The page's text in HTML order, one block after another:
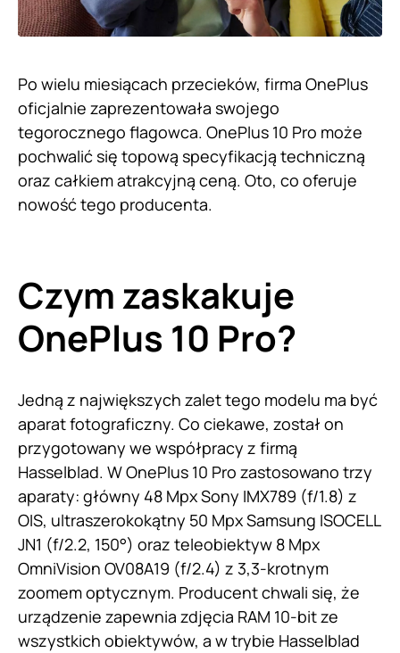
Po wielu miesiącach przecieków, firma OnePlus
oficjalnie zaprezentowała swojego
tegorocznego flagowca. OnePlus 10 Pro może
pochwalić się topową specyfikacją techniczną
oraz całkiem atrakcyjną ceną. Oto, co oferuje
nowość tego producenta.
Czym zaskakuje
OnePlus 10 Pro?
Jedną z największych zalet tego modelu ma być
aparat fotograficzny. Co ciekawe, został on
przygotowany we współpracy z firmą
Hasselblad. W OnePlus 10 Pro zastosowano trzy
aparaty: główny 48 Mpx Sony IMX789 (f/1.8) z
OIS, ultraszerokokątny 50 Mpx Samsung ISOCELL
JN1 (f/2.2, 150°) oraz teleobiektyw 8 Mpx
OmniVision OV08A19 (f/2.4) z 3,3-krotnym
zoomem optycznym. Producent chwali się, że
urządzenie zapewnia zdjęcia RAM 10-bit ze
wszystkich obiektywów, a w trybie Hasselblad